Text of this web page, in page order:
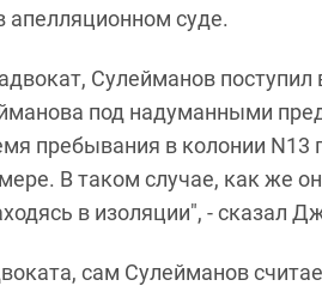
апелляционном суде.
Сулейманов
под надуманными
пребывания в колонии
В таком случае, как же
в изоляции", - сказал
сам Сулейманов